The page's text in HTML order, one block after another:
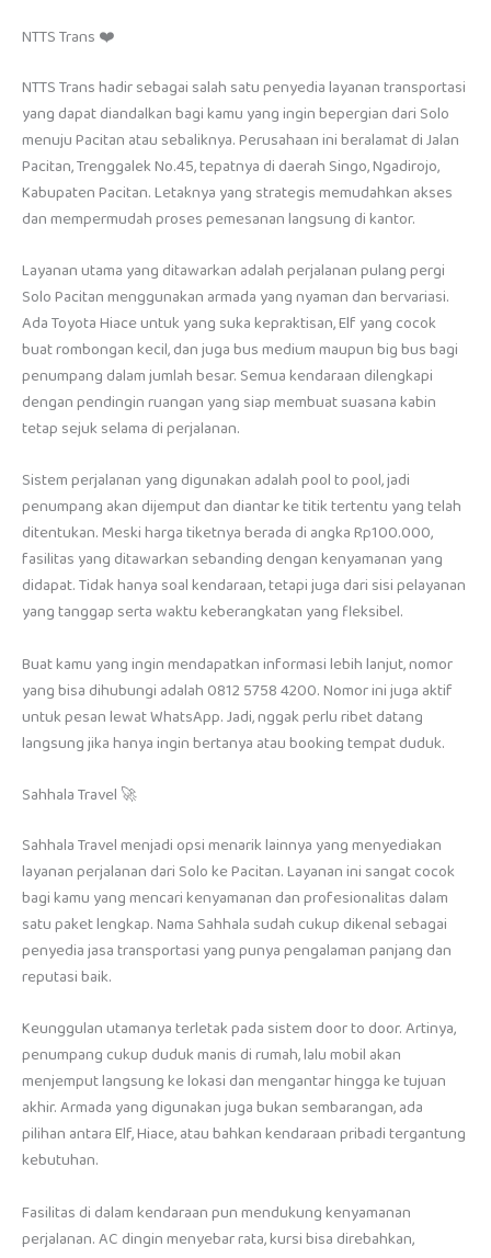
NTTS Trans ❤️
NTTS Trans hadir sebagai salah satu penyedia layanan transportasi
yang dapat diandalkan bagi kamu yang ingin bepergian dari Solo
menuju Pacitan atau sebaliknya. Perusahaan ini beralamat di Jalan
Pacitan, Trenggalek No.45, tepatnya di daerah Singo, Ngadirojo,
Kabupaten Pacitan. Letaknya yang strategis memudahkan akses
dan mempermudah proses pemesanan langsung di kantor.
Layanan utama yang ditawarkan adalah perjalanan pulang pergi
Solo Pacitan menggunakan armada yang nyaman dan bervariasi.
Ada Toyota Hiace untuk yang suka kepraktisan, Elf yang cocok
buat rombongan kecil, dan juga bus medium maupun big bus bagi
penumpang dalam jumlah besar. Semua kendaraan dilengkapi
dengan pendingin ruangan yang siap membuat suasana kabin
tetap sejuk selama di perjalanan.
Sistem perjalanan yang digunakan adalah pool to pool, jadi
penumpang akan dijemput dan diantar ke titik tertentu yang telah
ditentukan. Meski harga tiketnya berada di angka Rp100.000,
fasilitas yang ditawarkan sebanding dengan kenyamanan yang
didapat. Tidak hanya soal kendaraan, tetapi juga dari sisi pelayanan
yang tanggap serta waktu keberangkatan yang fleksibel.
Buat kamu yang ingin mendapatkan informasi lebih lanjut, nomor
yang bisa dihubungi adalah 0812 5758 4200. Nomor ini juga aktif
untuk pesan lewat WhatsApp. Jadi, nggak perlu ribet datang
langsung jika hanya ingin bertanya atau booking tempat duduk.
Sahhala Travel 🚀
Sahhala Travel menjadi opsi menarik lainnya yang menyediakan
layanan perjalanan dari Solo ke Pacitan. Layanan ini sangat cocok
bagi kamu yang mencari kenyamanan dan profesionalitas dalam
satu paket lengkap. Nama Sahhala sudah cukup dikenal sebagai
penyedia jasa transportasi yang punya pengalaman panjang dan
reputasi baik.
Keunggulan utamanya terletak pada sistem door to door. Artinya,
penumpang cukup duduk manis di rumah, lalu mobil akan
menjemput langsung ke lokasi dan mengantar hingga ke tujuan
akhir. Armada yang digunakan juga bukan sembarangan, ada
pilihan antara Elf, Hiace, atau bahkan kendaraan pribadi tergantung
kebutuhan.
Fasilitas di dalam kendaraan pun mendukung kenyamanan
perjalanan. AC dingin menyebar rata, kursi bisa direbahkan,